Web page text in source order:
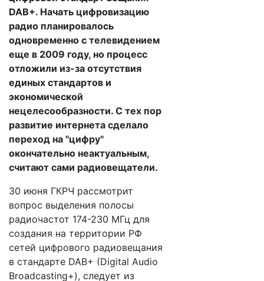
DAB+. Начать цифровизацию
радио планировалось
одновременно с телевидением
еще в 2009 году, но процесс
отложили из-за отсутствия
единых стандартов и
экономической
нецелесообразности. С тех пор
развитие интернета сделало
переход на "цифру"
окончательно неактуальным,
считают сами радиовещатели.
30 июня ГКРЧ рассмотрит
вопрос выделения полосы
радиочастот 174-230 МГц для
создания на территории РФ
сетей цифрового радиовещания
в стандарте DAB+ (Digital Audio
Broadcasting+), следует из